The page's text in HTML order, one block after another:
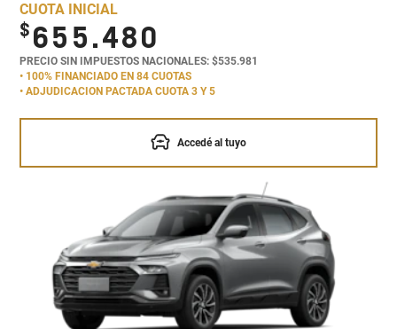
CUOTA INICIAL
$655.480
PRECIO SIN IMPUESTOS NACIONALES: $535.981
• 100% FINANCIADO EN 84 CUOTAS
• ADJUDICACION PACTADA CUOTA 3 Y 5
Accedé al tuyo